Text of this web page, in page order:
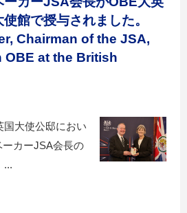
館で授与されました。
Chairman of the JSA,
OBE at the British
国大使公邸におい
カーJSA会長の
...